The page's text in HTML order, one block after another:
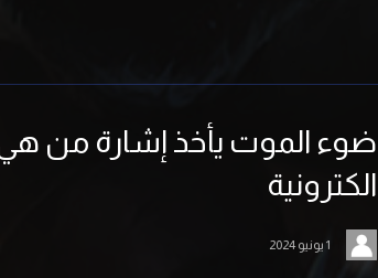
ضوء الموت يأخذ إشارة من
الكترونية
1 يونيو 2024